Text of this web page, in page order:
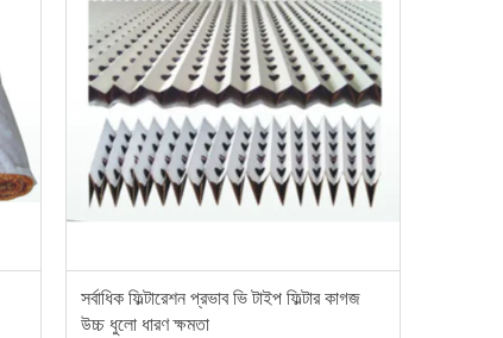
সর্বাধিক ফিল্টারেশন প্রভাব ভি টাইপ ফিল্টার কাগজ
উচ্চ ধুলো ধারণ ক্ষমতা